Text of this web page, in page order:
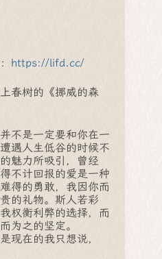
https://lifd.cc/
春树的《挪威的森
不是一定要和你在一
遇人生低谷的时候不
魅力所吸引，曾经
不计回报的爱是一种
得的勇敢，我因你而
的礼物。斯人若彩
权衡利弊的选择，而
为之的坚定。
现在的我只想说，